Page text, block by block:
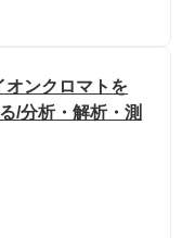
オンクロマトを
/分析・解析・測